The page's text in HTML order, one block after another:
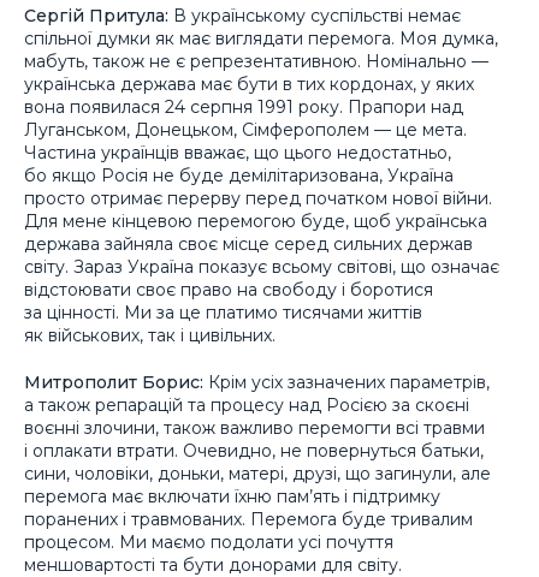
Сергій Притула: В українському суспільстві немає
спільної думки як має виглядати перемога. Моя думка,
мабуть, також не є репрезентативною. Номінально —
українська держава має бути в тих кордонах, у яких
вона появилася 24 серпня 1991 року. Прапори над
Луганськом, Донецьком, Сімферополем — це мета.
Частина українців вважає, що цього недостатньо,
бо якщо Росія не буде демілітаризована, Україна
просто отримає перерву перед початком нової війни.
Для мене кінцевою перемогою буде, щоб українська
держава зайняла своє місце серед сильних держав
світу. Зараз Україна показує всьому світові, що означає
відстоювати своє право на свободу і боротися
за цінності. Ми за це платимо тисячами життів
як військових, так і цивільних.
Митрополит Борис: Крім усіх зазначених параметрів,
а також репарацій та процесу над Росією за скоєні
воєнні злочини, також важливо перемогти всі травми
і оплакати втрати. Очевидно, не повернуться батьки,
сини, чоловіки, доньки, матері, друзі, що загинули, але
перемога має включати їхню пам’ять і підтримку
поранених і травмованих. Перемога буде тривалим
процесом. Ми маємо подолати усі почуття
меншовартості та бути донорами для світу.